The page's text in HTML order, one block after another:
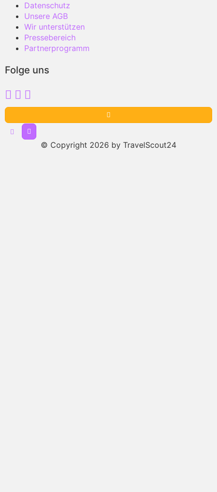
Datenschutz
Unsere AGB
Wir unterstützen
Pressebereich
Partnerprogramm
Folge uns
© Copyright 2026 by TravelScout24